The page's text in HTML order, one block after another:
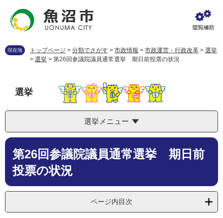
先
を
文
現在地 トップページ > 分類でさがす > 市政情報 > 市政運営・行政改革 > 選挙
> 選挙 > 第26回参議院議員通常選挙 期日前投票の状況
選挙
選挙メニュー
本
第26回参議院議員通常選挙 期日前
投票の状況
ページ内目次